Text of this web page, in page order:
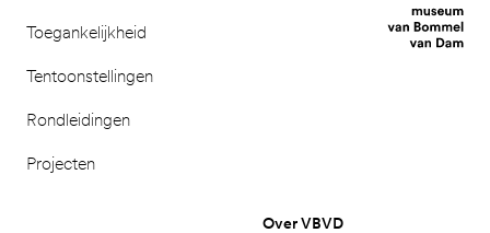
Toegankelijkheid
Tentoonstellingen
Rondleidingen
Projecten
Over VBVD